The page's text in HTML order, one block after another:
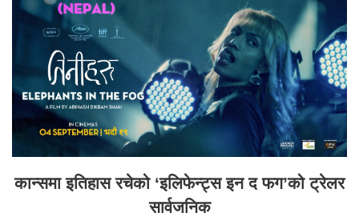
कान्समा इतिहास रचेको ‘इलिफेन्ट्स इन द फग’को ट्रेलर
सार्वजनिक